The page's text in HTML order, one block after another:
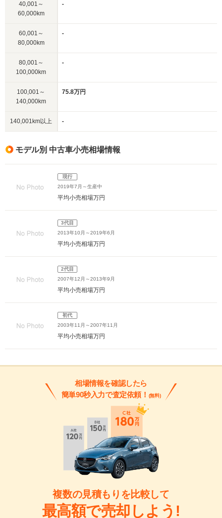
40,001～
60,000km
-
60,001～
80,000km
-
80,001～
100,000km
-
100,001～
140,000km
75.8万円
140,001km以上 -
モデル別 中古車小売相場情報
現行
2019年7月～生産中
平均小売相場万円
3代目
2013年10月～2019年6月
平均小売相場万円
2代目
2007年12月～2013年9月
平均小売相場万円
初代
2003年11月～2007年11月
平均小売相場万円
相場情報を確認したら
簡単90秒入力で査定依頼！ (無料)
複数の見積もりを比較して
最高額で売却しよう!